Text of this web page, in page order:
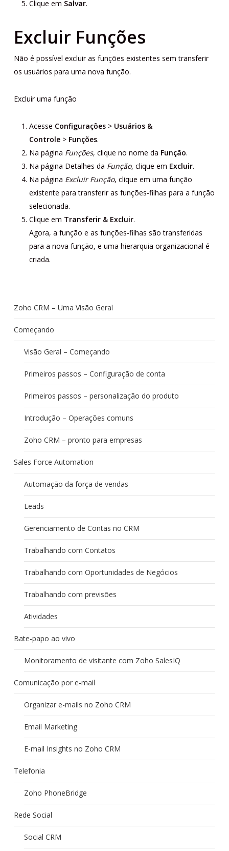
Clique em Salvar.
Excluir Funções
Não é possível excluir as funções existentes sem transferir
os usuários para uma nova função.
Excluir uma função
Acesse Configurações> Usuários &
Controle> Funções.
Na página Funções, clique no nome da Função.
Na página Detalhes da Função, clique em Excluir.
Na página Excluir Função, clique em uma função
existente para transferir as funções-filhas para a função
selecionada.
Clique em Transferir & Excluir.
Agora, a função e as funções-filhas são transferidas
para a nova função, e uma hierarquia organizacional é
criada.
Zoho CRM – Uma Visão Geral
Começando
Visão Geral – Começando
Primeiros passos – Configuração de conta
Primeiros passos – personalização do produto
Introdução – Operações comuns
Zoho CRM – pronto para empresas
Sales Force Automation
Automação da força de vendas
Leads
Gerenciamento de Contas no CRM
Trabalhando com Contatos
Trabalhando com Oportunidades de Negócios
Trabalhando com previsões
Atividades
Bate-papo ao vivo
Monitoramento de visitante com Zoho SalesIQ
Comunicação por e-mail
Organizar e-mails no Zoho CRM
Email Marketing
E-mail Insights no Zoho CRM
Telefonia
Zoho PhoneBridge
Rede Social
Social CRM